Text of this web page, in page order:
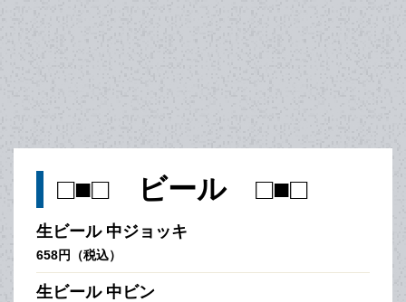
□■□ ビール □■□
生ビール 中ジョッキ
658円（税込）
生ビール 中ビン